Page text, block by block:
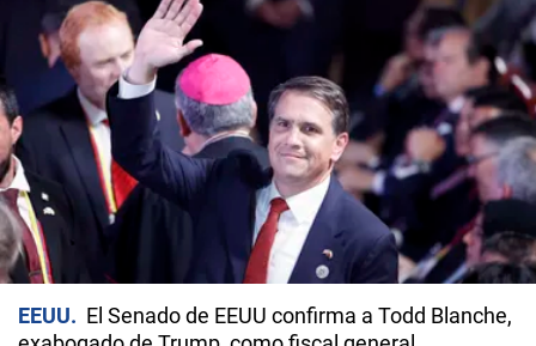
EEUU
El Senado de EEUU confirma a Todd Blanche,